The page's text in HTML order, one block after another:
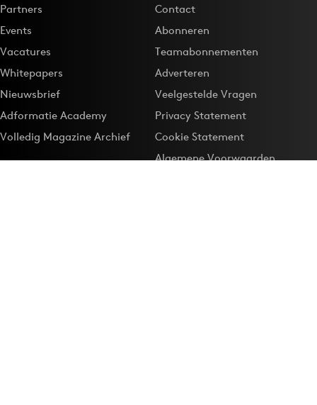
Partners
Events
Vacatures
Whitepapers
Nieuwsbrief
Adformatie Academy
Volledig Magazine Archief
Contact
Abonneren
Teamabonnementen
Adverteren
Veelgestelde Vragen
Privacy Statement
Cookie Statement
Algemene Voorwaarden